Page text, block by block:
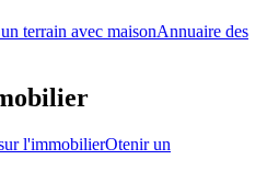
terrain avec maisonAnnuaire des
l'immobilierOtenir un